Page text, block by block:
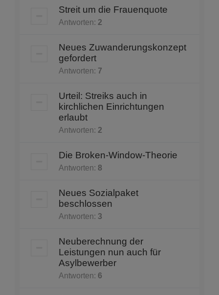
Streit um die Frauenquote
Antworten: 2
Neues Zuwanderungskonzept
gefordert
Antworten: 7
Urteil: Streiks auch in
kirchlichen Einrichtungen
erlaubt
Antworten: 2
Die Broken-Window-Theorie
Antworten: 8
Neues Sozialpaket
beschlossen
Antworten: 3
Neuberechnung der
Leistungen nun auch für
Asylbewerber
Antworten: 6